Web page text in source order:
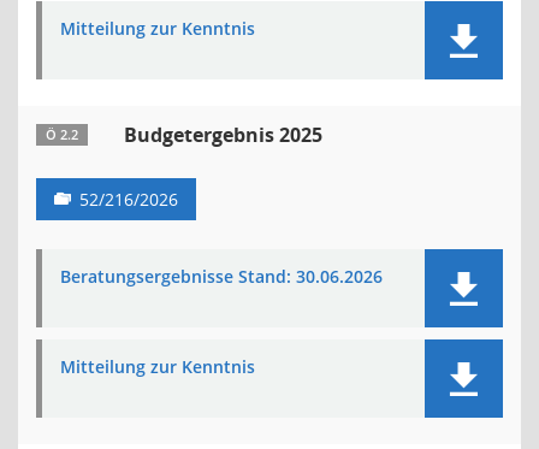
Mitteilung zur Kenntnis
Ö 2.2 Budgetergebnis 2025
52/216/2026
Beratungsergebnisse Stand: 30.06.2026
Mitteilung zur Kenntnis